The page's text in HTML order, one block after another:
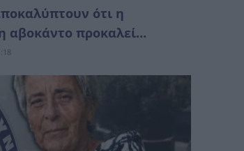
ότι η
αβοκάντο προκαλεί…